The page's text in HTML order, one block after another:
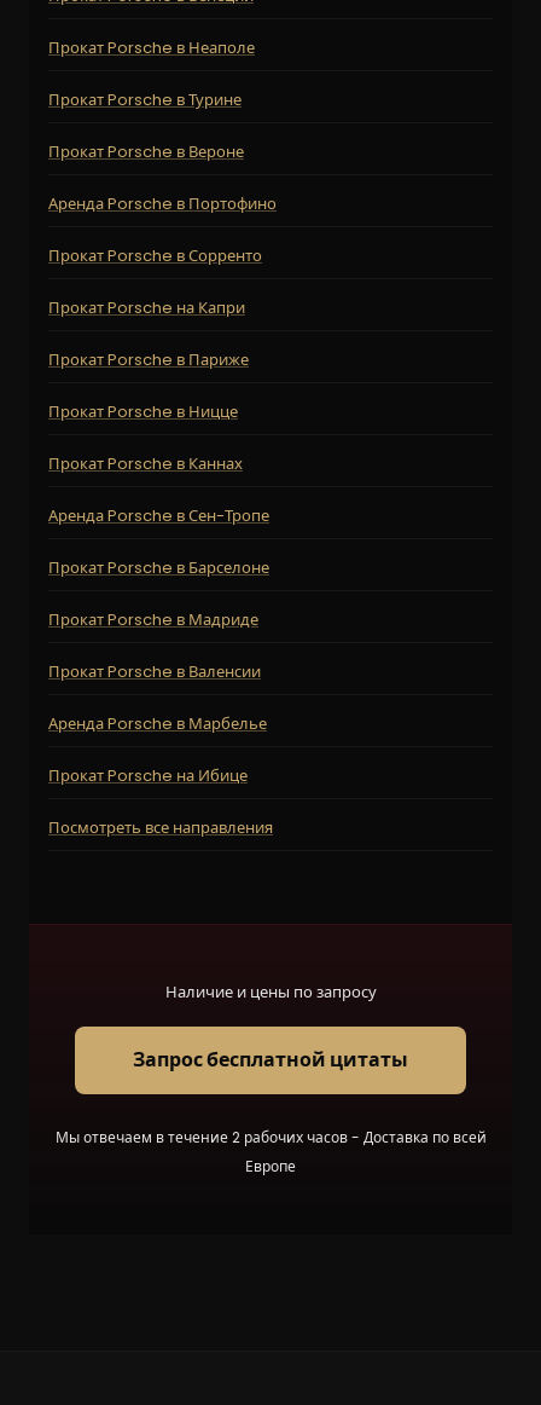
Прокат Porsche в Неаполе
Прокат Porsche в Турине
Прокат Porsche в Вероне
Аренда Porsche в Портофино
Прокат Porsche в Сорренто
Прокат Porsche на Капри
Прокат Porsche в Париже
Прокат Porsche в Ницце
Прокат Porsche в Каннах
Аренда Porsche в Сен-Тропе
Прокат Porsche в Барселоне
Прокат Porsche в Мадриде
Прокат Porsche в Валенсии
Аренда Porsche в Марбелье
Прокат Porsche на Ибице
Посмотреть все направления
Наличие и цены по запросу
Запрос бесплатной цитаты
Мы отвечаем в течение 2 рабочих часов - Доставка по всей
Европе